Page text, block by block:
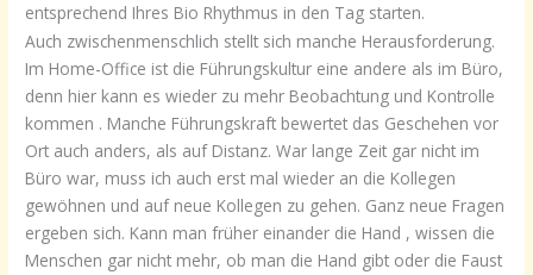
entsprechend Ihres Bio Rhythmus in den Tag starten.
Auch zwischenmenschlich stellt sich manche Herausforderung.
Im Home-Office ist die Führungskultur eine andere als im Büro,
denn hier kann es wieder zu mehr Beobachtung und Kontrolle
kommen . Manche Führungskraft bewertet das Geschehen vor
Ort auch anders, als auf Distanz. War lange Zeit gar nicht im
Büro war, muss ich auch erst mal wieder an die Kollegen
gewöhnen und auf neue Kollegen zu gehen. Ganz neue Fragen
ergeben sich. Kann man früher einander die Hand , wissen die
Menschen gar nicht mehr, ob man die Hand gibt oder die Faust